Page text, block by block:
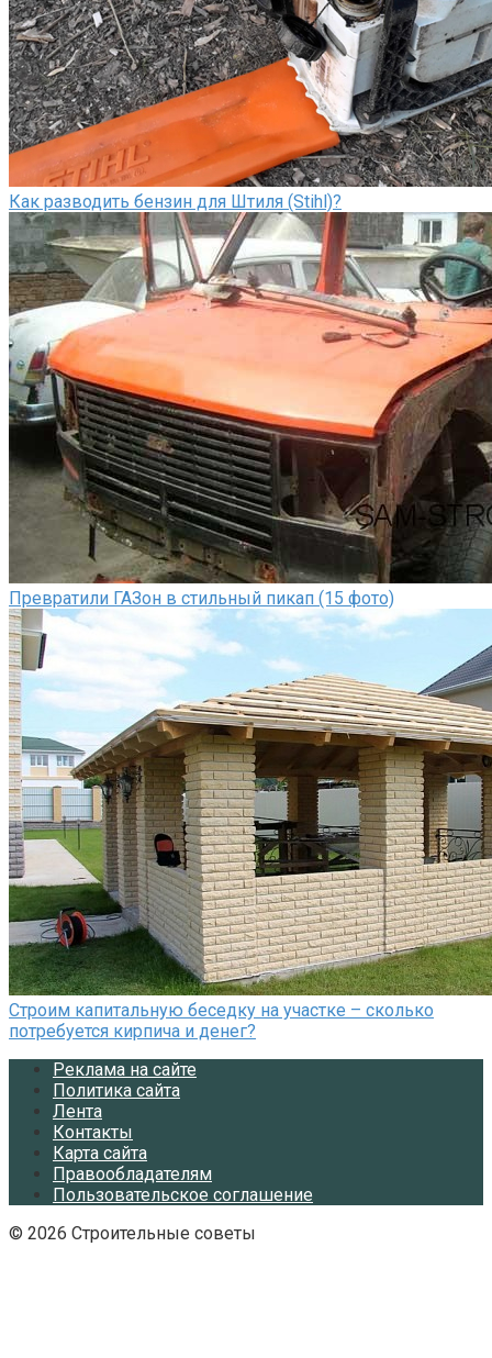
Как разводить бензин для Штиля (Stihl)?
Превратили ГАЗон в стильный пикап (15 фото)
Строим капитальную беседку на участке – сколько
потребуется кирпича и денег?
Реклама на сайте
Политика сайта
Лента
Контакты
Карта сайта
Правообладателям
Пользовательское соглашение
© 2026 Строительные советы